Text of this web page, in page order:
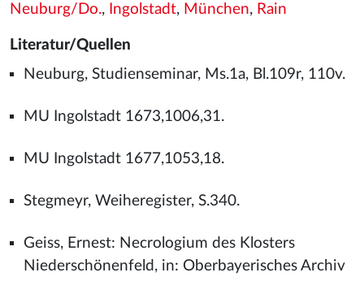
Neuburg/Do., Ingolstadt, München, Rain
Literatur/Quellen
Neuburg, Studienseminar, Ms.1a, Bl.109r, 110v.
MU Ingolstadt 1673,1006,31.
MU Ingolstadt 1677,1053,18.
Stegmeyr, Weiheregister, S.340.
Geiss, Ernest: Necrologium des Klosters
Niederschönenfeld, in: Oberbayerisches Archiv